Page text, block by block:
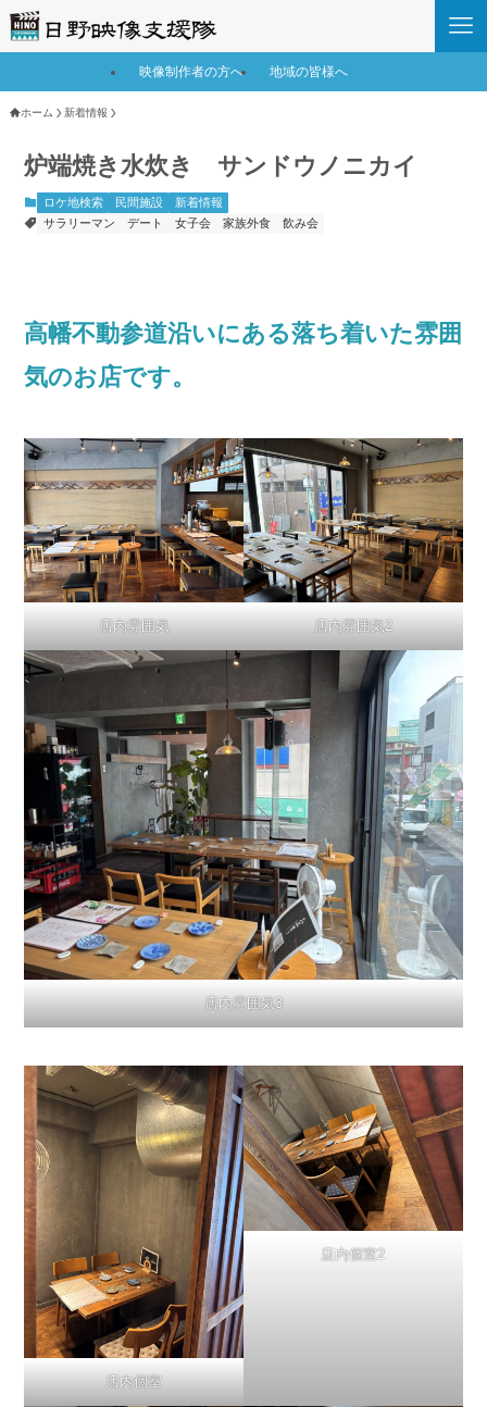
映像制作者の方へ 地域の皆様へ
ホーム 新着情報
炉端焼き水炊き サンドウノニカイ
ロケ地検索 民間施設
新着情報
サラリーマン
デート 女子会 家族外食 飲み会
高幡不動参道沿いにある落ち着いた雰囲
気のお店です。
店内雰囲気 店内雰囲気2
店内雰囲気3
店内個室
店内個室2